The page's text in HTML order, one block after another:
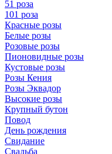
51 роза
101 роза
Красные розы
Белые розы
Розовые розы
Пионовидные розы
Кустовые розы
Розы Кения
Розы Эквадор
Высокие розы
Крупный бутон
Повод
День рождения
Свидание
Свадьба